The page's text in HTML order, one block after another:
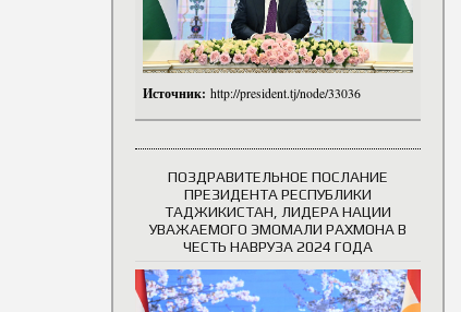
Источник: http://president.tj/node/33036
ПОЗДРАВИТЕЛЬНОЕ ПОСЛАНИЕ
ПРЕЗИДЕНТА РЕСПУБЛИКИ
ТАДЖИКИСТАН, ЛИДЕРА НАЦИИ
УВАЖАЕМОГО ЭМОМАЛИ РАХМОНА В
ЧЕСТЬ НАВРУЗА 2024 ГОДА